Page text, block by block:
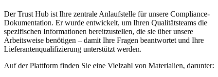
Der Trust Hub ist Ihre zentrale Anlaufstelle für unsere Compliance-
Dokumentation. Er wurde entwickelt, um Ihren Qualitätsteams die
spezifischen Informationen bereitzustellen, die sie über unsere
Arbeitsweise benötigen – damit Ihre Fragen beantwortet und Ihre
Lieferantenqualifizierung unterstützt werden.
Auf der Plattform finden Sie eine Vielzahl von Materialien, darunter: